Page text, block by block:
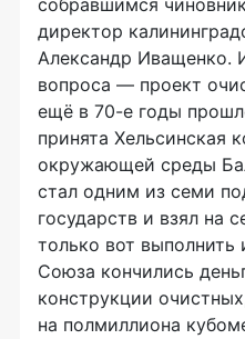
собравшимся
директор
Александр Иващенко.
вопроса — проект
ещё в 70-е годы
принята Хельсинская
окружающей среды
стал одним из семи
государств и взял на
только вот
Союза кончились
конструкции
на полмиллиона